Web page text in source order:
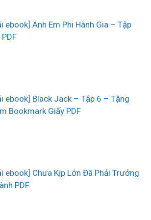
ebook] Anh Em Phi Hành Gia – Tập
ebook] Black Jack – Tập 6 – Tặng
Bookmark Giấy PDF
ebook] Chưa Kịp Lớn Đã Phải Trưởng
PDF